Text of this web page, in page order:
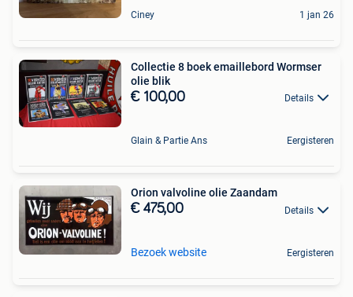
Ciney 1 jan 26
Collectie 8 boek emaillebord Wormser
olie blik
€ 100,00 Details
Glain & Partie Ans Eergisteren
Orion valvoline olie Zaandam
€ 475,00 Details
Bezoek website Eergisteren